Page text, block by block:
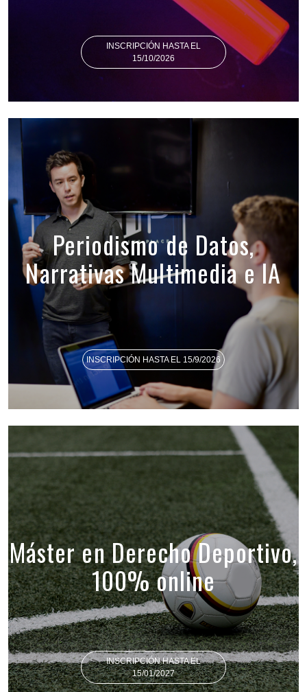
INSCRIPCIÓN HASTA EL
15/10/2026
Periodismo de Datos,
Narrativas Multimedia e IA
INSCRIPCIÓN HASTA EL 15/9/2026
Máster en Derecho Deportivo,
100% online
INSCRIPCIÓN HASTA EL
15/01/2027